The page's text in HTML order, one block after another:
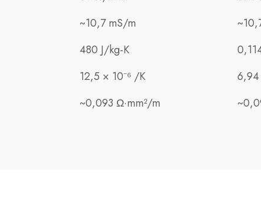
~10,7 mS/m
480 J/kg-K
12,5 × 10⁻⁶ /K
6,94
~0,093 Ω·mm²/m